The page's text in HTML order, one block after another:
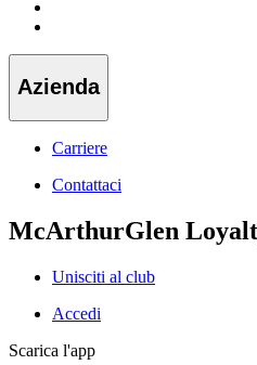
Azienda
Carriere
Contattaci
McArthurGlen
Unisciti al club
Accedi
Scarica l'app